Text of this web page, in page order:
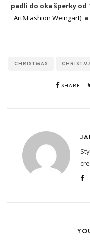
padli do oka šperky od
Art&Fashion Weingart)
CHRISTMAS
SHARE